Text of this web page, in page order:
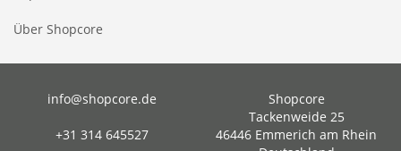
Über Shopcore
info@shopcore.de
+31 314 645527
Shopcore
Tackenweide 25
46446 Emmerich am Rhein